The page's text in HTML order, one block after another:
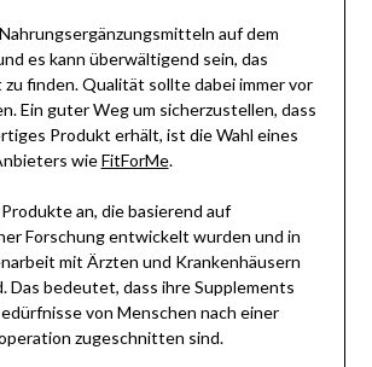
auf dem
es kann überwältigend sein, das
finden. Qualität sollte dabei immer vor
Ein guter Weg um sicherzustellen, dass
Produkt erhält, ist die Wahl eines
wieFitForMe.
an, die basierend auf
Forschung entwickelt wurden und in
mit Ärzten und Krankenhäusern
Das bedeutet, dass ihre Supplements
von Menschen nach einer
zugeschnitten sind.